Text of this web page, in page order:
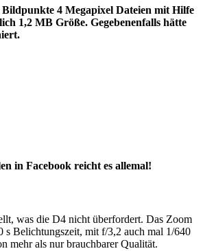
4 Megapixel Dateien mit Hilfe
1,2 MB Größe. Gegebenenfalls hätte
in Facebook reicht es allemal!
was die D4 nicht überfordert. Das Zoom
Belichtungszeit, mit f/3,2 auch mal 1/640
mehr als nur brauchbarer Qualität.